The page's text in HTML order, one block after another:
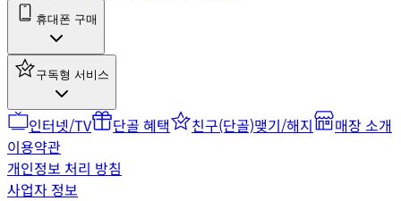
휴대폰 구매
구독형 서비스
인터넷/TV 단골 혜택 친구(단골)맺기/해지
매장 소개
이용약관
개인정보 처리 방침
사업자 정보